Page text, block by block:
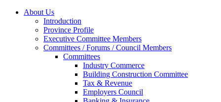
About Us
Introduction
Province Profile
Executive Committee Members
Committees / Forums / Council Members
Committees
Industry Commerce
Building Construction Committee
Tax & Revenue
Employers Council